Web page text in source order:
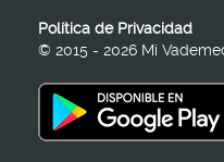
Política de Privacidad
© 2015 - 2026 Mi